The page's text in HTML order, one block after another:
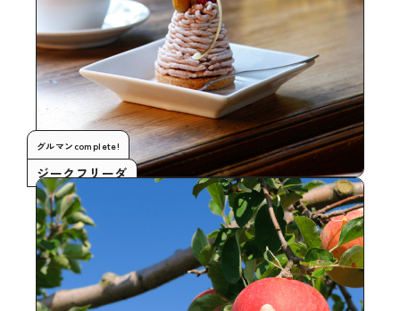
グルマンcomplete!
ジークフリーダ